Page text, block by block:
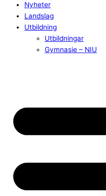
Nyheter
Landslag
Utbildning
Utbildningar
Gymnasie – NIU